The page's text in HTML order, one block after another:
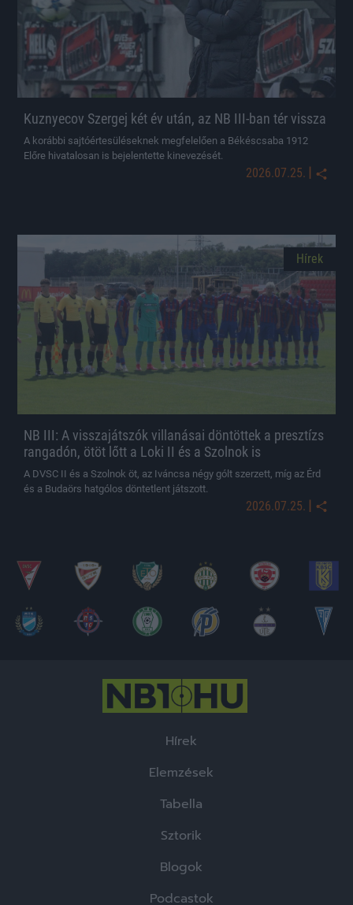
Kuznyecov Szergej két év után, az NB III-ban tér vissza
A korábbi sajtóértesüléseknek megfelelően a Békéscsaba 1912
Előre hivatalosan is bejelentette kinevezését.
2026.07.25. |
Hírek
NB III: A visszajátszók villanásai döntöttek a presztízs
rangadón, ötöt lőtt a Loki II és a Szolnok is
A DVSC II és a Szolnok öt, az Iváncsa négy gólt szerzett, míg az Érd
és a Budaörs hatgólos döntetlent játszott.
2026.07.25. |
Hírek
Elemzések
Tabella
Sztorik
Blogok
Podcastok